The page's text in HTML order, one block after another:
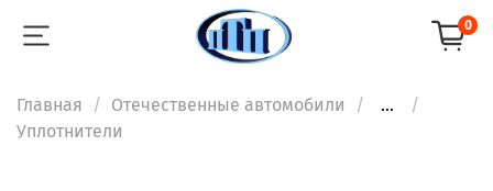
0
Главная Отечественные автомобили
...
Уплотнители